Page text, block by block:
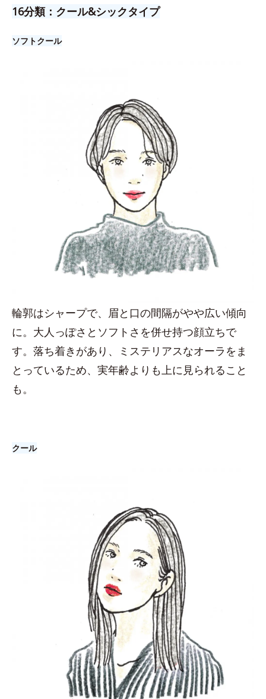
16分類：クール&シックタイプ
ソフトクール
輪郭はシャープで、眉と口の間隔がやや広い傾向
に。大人っぽさとソフトさを併せ持つ顔立ちで
す。落ち着きがあり、ミステリアスなオーラをま
とっているため、実年齢よりも上に見られること
も。
クール